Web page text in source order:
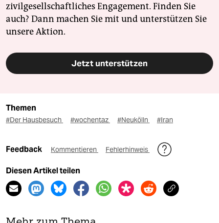
zivilgesellschaftliches Engagement. Finden Sie
auch? Dann machen Sie mit und unterstützen Sie
unsere Aktion.
Jetzt unterstützen
Themen
#Der Hausbesuch #wochentaz #Neukölln #Iran
Feedback Kommentieren Fehlerhinweis
Diesen Artikel teilen